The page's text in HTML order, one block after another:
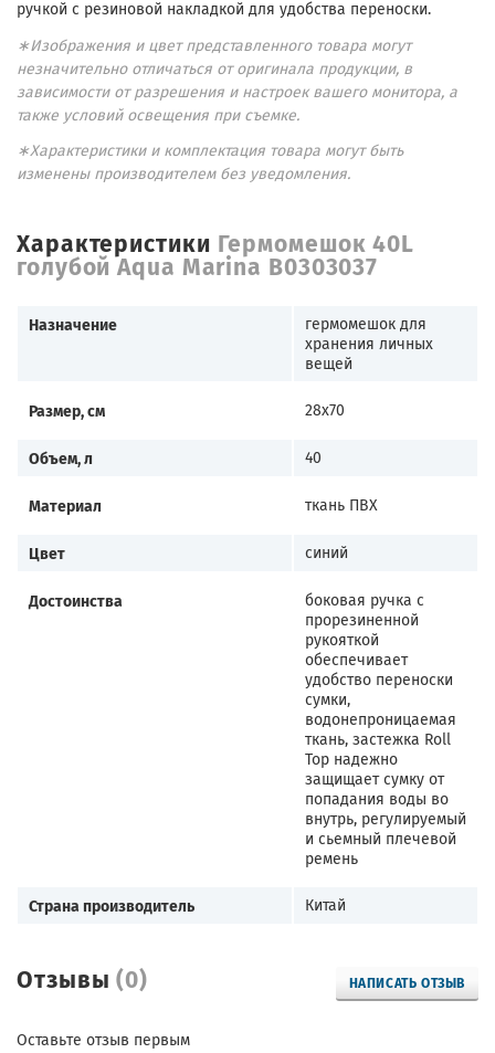
Отзывы(0) НАПИСАТЬ ОТЗЫВ
Оставьте отзыв первым
ручкой с резиновой накладкой для удобства переноски.
∗Изображения и цвет представленного товара могут
незначительно отличаться от оригинала продукции, в
зависимости от разрешения и настроек вашего монитора, а
также условий освещения при съемке.
∗Характеристики и комплектация товара могут быть
изменены производителем без уведомления.
Характеристики Гермомешок 40L
голубой Aqua Marina B0303037
Назначение
гермомешок для
хранения личных
вещей
Размер, см 28х70
Объем, л 40
Материал ткань ПВХ
Цвет синий
Достоинства
боковая ручка с
прорезиненной
рукояткой
обеспечивает
удобство переноски
сумки,
водонепроницаемая
ткань, застежка Roll
Top надежно
защищает сумку от
попадания воды во
внутрь, регулируемый
и сьемный плечевой
ремень
Страна производитель Китай